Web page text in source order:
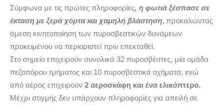
Σύμφωνα με τις πρώτες πληροφορίες, η φωτιά ξέσπασε σε
έκταση με ξερά χόρτα και χαμηλή βλάστηση, προκαλώντας
άμεση κινητοποίηση των πυροσβεστικών δυνάμεων
προκειμένου να περιοριστεί πριν επεκταθεί.
Στο σημείο επιχειρούν συνολικά 32 πυροσβέστες, μία ομάδα
πεζοπόρου τμήματος και 10 πυροσβεστικά οχήματα, ενώ
από αέρος επιχειρούν 2 αεροσκάφη και ένα ελικόπτερο.
Μέχρι στιγμής δεν υπάρχουν πληροφορίες για απειλή σε